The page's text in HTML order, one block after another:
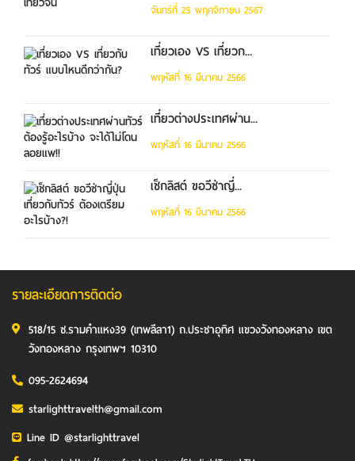
จันทร์ที่ 25 พฤศจิกายน 2567
เที่ยวเอง VS เที่ยวก...
พฤหัสที่ 16 มีนาคม 2566
เที่ยวต่างประเทศผ่าน...
พฤหัสที่ 16 มีนาคม 2566
เช็กลิสต์ ขอวีซ่าญี่...
พฤหัสที่ 16 มีนาคม 2566
รายละเอียดการติดต่อ
518/15 ซ.รามคำแหง39 (เทพลีลา1) ถ.ประชาอุทิศ แขวงวังทองหลาง เขต
วังทองหลาง กรุงเทพฯ 10310
095-2624694
starlighttravelth@gmail.com
Line ID @starlighttravel